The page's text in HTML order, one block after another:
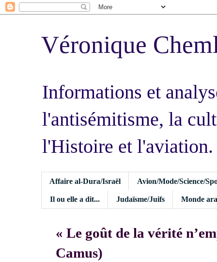
Véronique
Informations et
l'antisémitisme, la
l'Histoire et l'aviation.
Affaire al-Dura/Israël Avion/Mode/Science/
Il ou elle a dit... Judaïsme/Juifs Monde
« Le goût de la vérité
Camus)